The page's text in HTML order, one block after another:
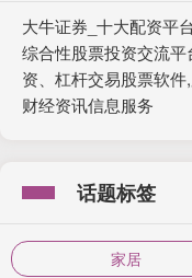
大牛证券_十大配资平
综合性股票投资交流
资、杠杆交易股票软
财经资讯信息服务
话题标签
家居